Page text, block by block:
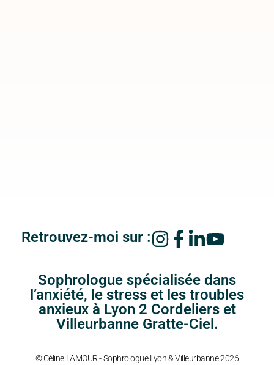
Retrouvez-moi sur :
Sophrologue spécialisée dans
l’anxiété, le stress et les troubles
anxieux à Lyon 2 Cordeliers et
Villeurbanne Gratte-Ciel.
© Céline LAMOUR - Sophrologue Lyon & Villeurbanne 2026